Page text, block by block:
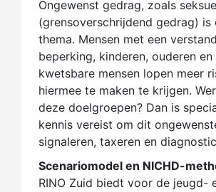
Ongewenst gedrag, zoals
(grensoverschrijdend gedrag) is
thema. Mensen met een
beperking, kinderen, ouderen en
kwetsbare mensen lopen meer
hiermee te maken te krijgen.
deze doelgroepen? Dan is
kennis vereist om dit
signaleren, taxeren en
Scenariomodel en NICHD-
RINO Zuid biedt voor de jeugd-